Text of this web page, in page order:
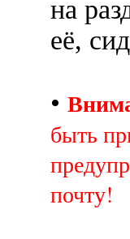
на
её,
•
быть
почту!